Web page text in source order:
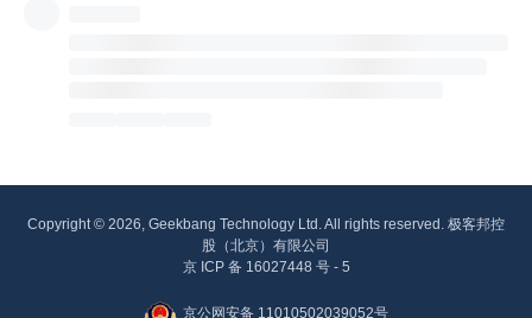
Copyright © 2026, Geekbang Technology Ltd. All rights reserved. 极客邦控
股（北京）有限公司
京 ICP 备 16027448 号 - 5
京公网安备 11010502039052号